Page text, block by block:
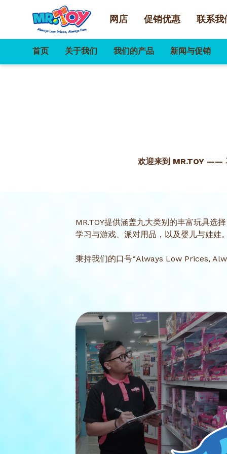
网店 促销优惠 联系我
首页 关于我们 我们的产品 新闻与促销
欢迎来到 MR.TOY ——
MR.TOY提供涵盖九大类别的丰富玩具选
学习与游戏、派对用品，以及婴儿与娃娃
秉持我们的口号“Always Low Prices,